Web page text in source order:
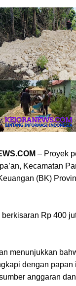
– Proyek
Kecamatan
(BK)
Rp 400
menunjukkan
dengan
anggaran